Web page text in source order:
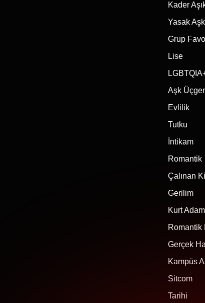
Kader
Yasak Aşk
Grup
Lise
Aşk
Evlilik
Tutku
İntikam
Romantik
Çalınan
Gerilim
Kurt Adam
Romantik
Gerçek
Kampüs
Sitcom
Tarihi